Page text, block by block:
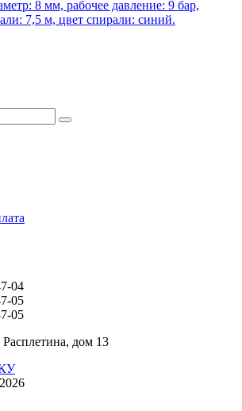
8 мм, рабочее давление: 9 бар,
7,5 м, цвет спирали: синий.
04
05
05
дом 13